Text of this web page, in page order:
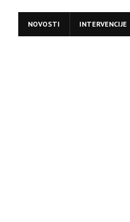
NOVOSTI INTERVENCIJE